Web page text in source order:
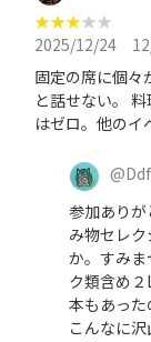
★★★★★
2025/12/24
12/
固定の席に個々
と話せない。
はゼロ。他のイ
@
参加あり
み物セレ
か。すみ
ク類含め
本もあっ
こんなに